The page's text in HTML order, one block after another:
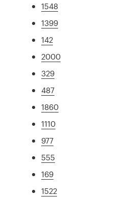
1548
1399
142
2000
329
487
1860
1110
977
555
169
1522